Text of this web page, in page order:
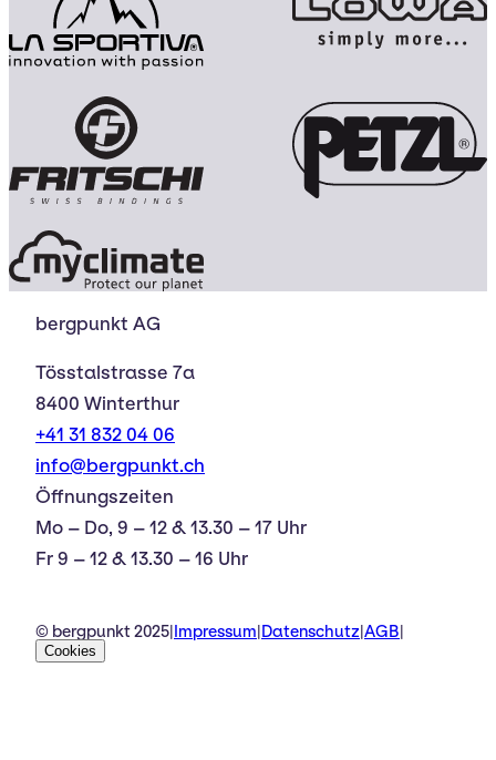
bergpunkt AG
Tösstalstrasse 7a
8400 Winterthur
+41 31 832 04 06
info@bergpunkt.ch
Öffnungszeiten
Mo – Do, 9 – 12 & 13.30 – 17 Uhr
Fr 9 – 12 & 13.30 – 16 Uhr
© bergpunkt 2025 Impressum Datenschutz AGB
Cookies